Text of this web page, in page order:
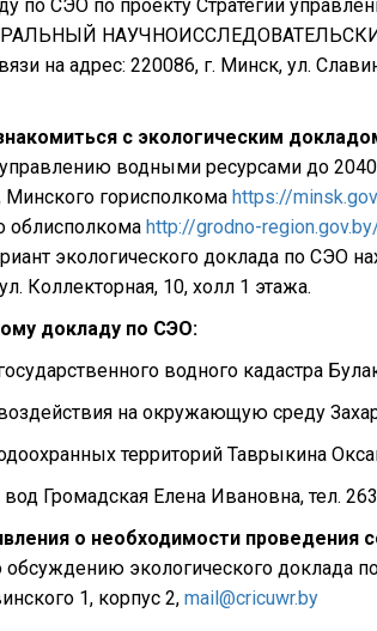
по СЭО по проекту Стратегии
на адрес: 220086, г. Минск, ул.
с экологическим
водными ресурсами до
Минского горисполкома https://
облисполкома http://grodno-
экологического доклада по СЭО
Коллекторная, 10, холл 1 этажа.
докладу по СЭО:
водного кадастра
на окружающую среду
территорий Таврыкина
Громадская Елена Ивановна, тел.
о необходимости
экологического доклада
1, корпус 2, mail@cricuwr.by